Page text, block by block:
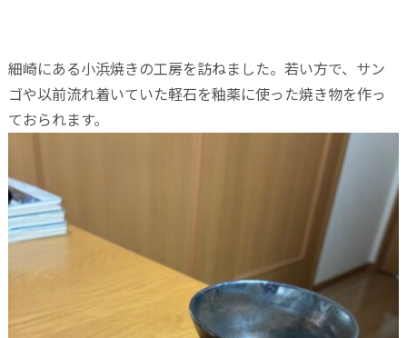
細崎にある小浜焼きの工房を訪ねました。若い方で、サン
ゴや以前流れ着いていた軽石を釉薬に使った焼き物を作っ
ておられます。